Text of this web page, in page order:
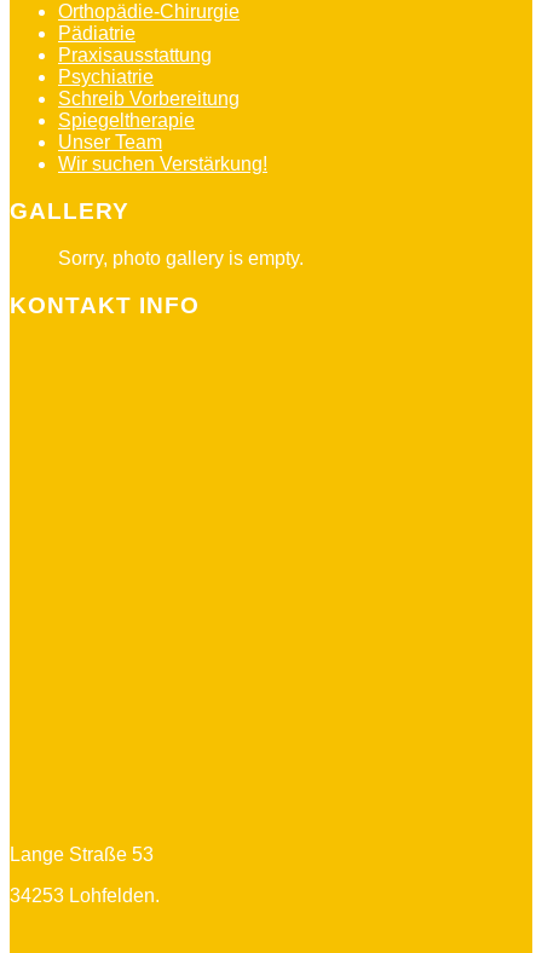
Orthopädie-Chirurgie
Pädiatrie
Praxisausstattung
Psychiatrie
Schreib Vorbereitung
Spiegeltherapie
Unser Team
Wir suchen Verstärkung!
GALLERY
Sorry, photo gallery is empty.
KONTAKT INFO
Lange Straße 53
34253 Lohfelden.